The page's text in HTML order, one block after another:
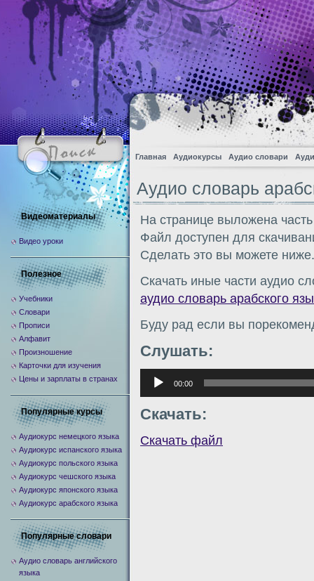
Главная Аудиокурсы Аудио словари
Аудио словарь
На странице выложена
Файл доступен для
Сделать это вы можете ниже.
Скачать иные части аудио
аудио словарь арабского
Буду рад если вы
Слушать:
Аудиоплеер
00:00
Скачать:
Скачать файл
Видеоматериалы
Видео уроки
Полезное
Учебники
Словари
Прописи
Алфавит
Произношение
Карточки для изучения
Цены и зарплаты в странах
Популярные курсы
Аудиокурс немецкого языка
Аудиокурс испанского языка
Аудиокурс польского языка
Аудиокурс чешского языка
Аудиокурс японского языка
Аудиокурс арабского языка
Популярные словари
Аудио словарь английского
языка